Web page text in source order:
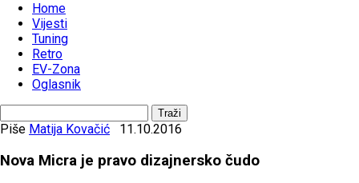
Home
Vijesti
Tuning
Retro
EV-Zona
Oglasnik
Piše Matija Kovačić 11.10.2016
Nova Micra je pravo dizajnersko čudo